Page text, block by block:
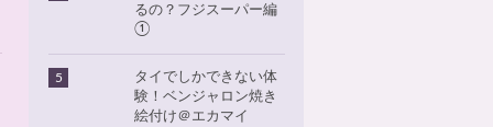
るの？フジスーパー編
①
5
タイでしかできない体
験！ベンジャロン焼き
絵付け＠エカマイ